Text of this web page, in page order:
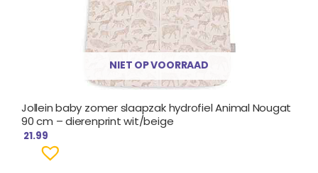
NIET OP VOORRAAD
Jollein baby zomer slaapzak hydrofiel Animal Nougat
90 cm – dierenprint wit/beige
21.99